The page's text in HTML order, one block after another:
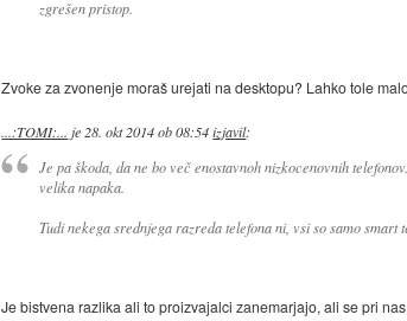
zgrešen pristop.
Zvoke za zvonenje moraš urejati na desktopu? Lahko tole
...:TOMI:... je 28. okt 2014 ob 08:54 izjavil:
Je pa škoda, da ne bo več enostavnoh nizkocenovnih
velika napaka.
Tudi nekega srednjega razreda telefona ni, vsi so samo smart
Je bistvena razlika ali to proizvajalci zanemarjajo, ali se pri